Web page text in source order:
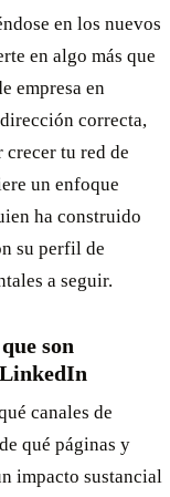
en los nuevos
en algo más que
empresa en
correcta,
crecer tu red de
un enfoque
ha construido
su perfil de
a seguir.
son
canales de
qué páginas y
impacto sustancial